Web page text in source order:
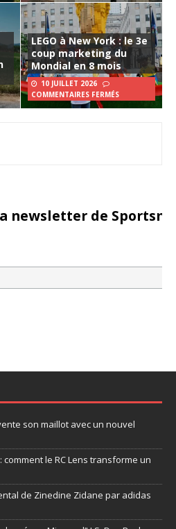
LEGO à New York : le 3e
coup marketing du
Mondial en 8 mois
10 JUILLET 2026
COMMENTAIRES FERMÉS
newsletter de
son maillot avec un nouvel
le RC Lens transforme un
de Zinedine Zidane par adidas